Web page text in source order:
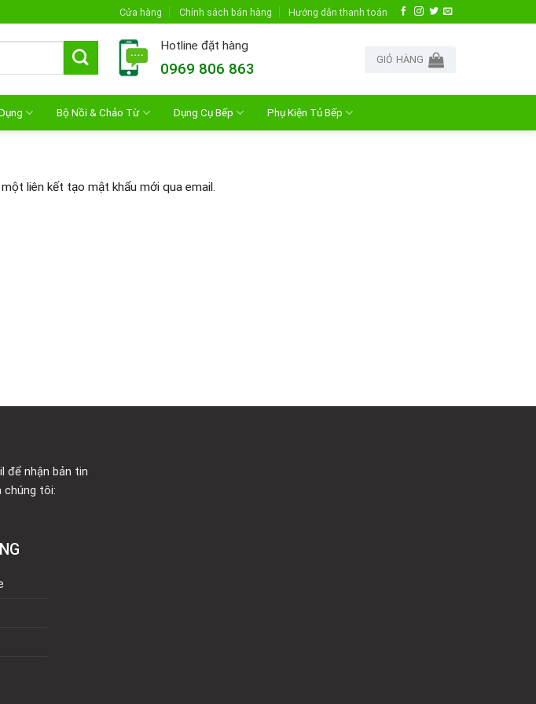
Cửa hàng Chính sách bán hàng Hướng dẫn thanh toán
Hotline đặt hàng
0969 806 863
GIỎ HÀNG
Bộ Nồi & Chảo Từ Dụng Cụ Bếp Phụ Kiện Tủ Bếp
liên kết tạo mật khẩu mới qua email.
để nhận bản tin
chúng tôi: